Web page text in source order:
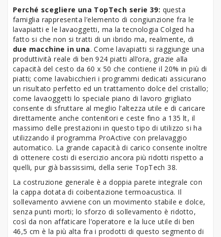
Perché scegliere una TopTech serie 39: questa
famiglia rappresenta l’elemento di congiunzione fra le
lavapiatti e le lavaoggetti, ma la tecnologia Colged ha
fatto si che non si tratti di un ibrido ma, realmente, di
due macchine in una. Come lavapiatti si raggiunge una
produttività reale di ben 924 piatti all’ora, grazie alla
capacità del cesto da 60 x 50 che contiene il 20% in più di
piatti; come lavabicchieri i programmi dedicati assicurano
un risultato perfetto ed un trattamento dolce del cristallo;
come lavaoggetti lo speciale piano di lavoro grigliato
consente di sfruttare al meglio l’altezza utile e di caricare
direttamente anche contenitori e ceste fino a 135 lt, il
massimo delle prestazioni in questo tipo di utilizzo si ha
utilizzando il programma ProActive con prelavaggio
automatico. La grande capacità di carico consente inoltre
di ottenere costi di esercizio ancora più ridotti rispetto a
quelli, pur già bassissimi, della serie TopTech 38.
La costruzione generale è a doppia parete integrale con
la cappa dotata di coibentazione termoacustica. Il
sollevamento avviene con un movimento stabile e dolce,
senza punti morti; lo sforzo di sollevamento è ridotto,
così da non affaticare l’operatore e la luce utile di ben
46,5 cm è la più alta fra i prodotti di questo segmento di